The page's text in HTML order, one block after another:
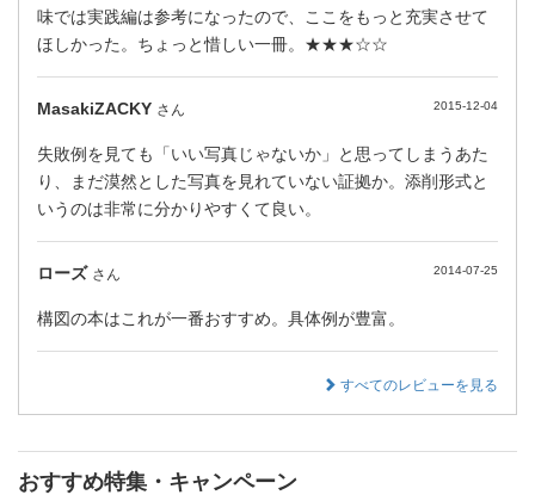
味では実践編は参考になったので、ここをもっと充実させて
ほしかった。ちょっと惜しい一冊。★★★☆☆
MasakiZACKY さん 2015-12-04
失敗例を見ても「いい写真じゃないか」と思ってしまうあた
り、まだ漠然とした写真を見れていない証拠か。添削形式と
いうのは非常に分かりやすくて良い。
ローズ さん 2014-07-25
構図の本はこれが一番おすすめ。具体例が豊富。
すべてのレビューを見る
おすすめ特集・キャンペーン